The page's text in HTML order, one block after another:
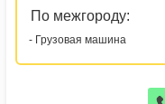
По межгороду:
- Грузовая машина